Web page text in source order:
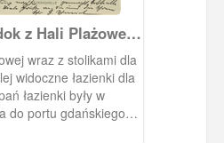
z Hali Plażowej
wraz z stolikami dla
widoczne łazienki dla
łazienki były w
do portu gdańskiego)